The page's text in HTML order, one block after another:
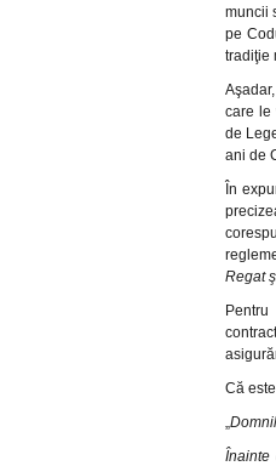
muncii
pe
tradiţie
care le
de
ani de
În
Regat
Că
„
Înainte